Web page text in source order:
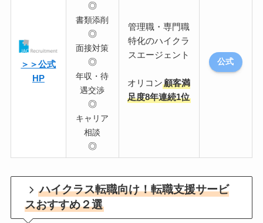
＞＞公式
HP
◎
書類添削
◎
面接対策
◎
年収・待
遇交渉
◎
キャリア
相談
◎
管理職・専門職
特化のハイクラ
スエージェント
オリコン顧客満
足度8年連続1位
公式
ハイクラス転職向け！転職支援サービ
スおすすめ２選